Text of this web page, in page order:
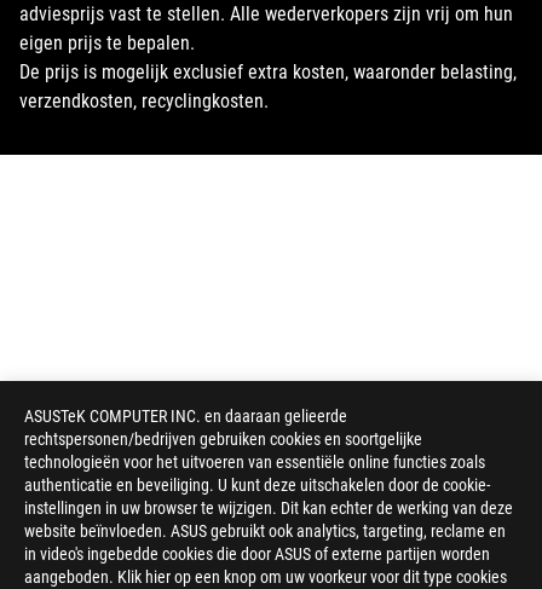
ASUSTeK COMPUTER INC. en daaraan gelieerde
rechtspersonen/bedrijven gebruiken cookies en soortgelijke
technologieën voor het uitvoeren van essentiële online functies zoals
authenticatie en beveiliging. U kunt deze uitschakelen door de cookie-
instellingen in uw browser te wijzigen. Dit kan echter de werking van deze
website beïnvloeden. ASUS gebruikt ook analytics, targeting, reclame en
in video's ingebedde cookies die door ASUS of externe partijen worden
aangeboden. Klik hier op een knop om uw voorkeur voor dit type cookies
adviesprijs vast te stellen. Alle wederverkopers zijn vrij om hun
eigen prijs te bepalen.
De prijs is mogelijk exclusief extra kosten, waaronder belasting,
verzendkosten, recyclingkosten.